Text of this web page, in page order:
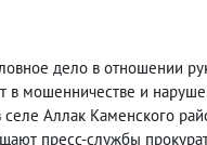
дело в отношении
в мошенничестве и
Аллак Каменского
пресс-службы